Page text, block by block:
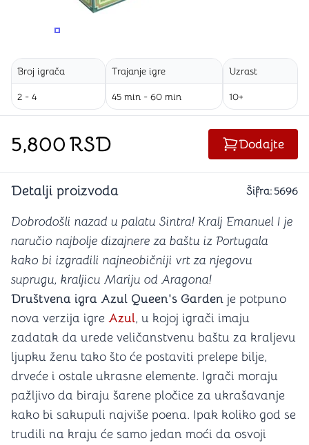
PROMENITE UGAO GLEDANJA
Broj igrača
2 - 4
Trajanje igre
45 min - 60 min
Uzrast
10+
5,800RSD Dodajte
Detalji proizvoda Šifra: 5696
Dobrodošli nazad u palatu Sintra! Kralj Emanuel I je
naručio najbolje dizajnere za baštu iz Portugala
kako bi izgradili najneobičniji vrt za njegovu
suprugu, kraljicu Mariju od Aragona!
Društvena igra Azul Queen's Garden je potpuno
nova verzija igre Azul, u kojoj igrači imaju
zadatak da urede veličanstvenu baštu za kraljevu
ljupku ženu tako što će postaviti prelepe bilje,
drveće i ostale ukrasne elemente. Igrači moraju
pažljivo da biraju šarene pločice za ukrašavanje
kako bi sakupuli najviše poena. Ipak koliko god se
trudili na kraju će samo jedan moći da osvoji